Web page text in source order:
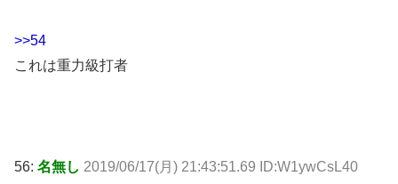
>>54
これは重力級打者
56: 名無し 2019/06/17(月) 21:43:51.69 ID:W1ywCsL40